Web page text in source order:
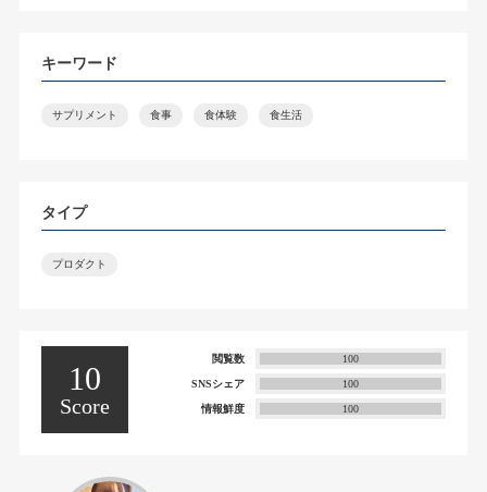
キーワード
サプリメント 食事 食体験 食生活
タイプ
プロダクト
10
Score
閲覧数 100
SNSシェア 100
情報鮮度 100